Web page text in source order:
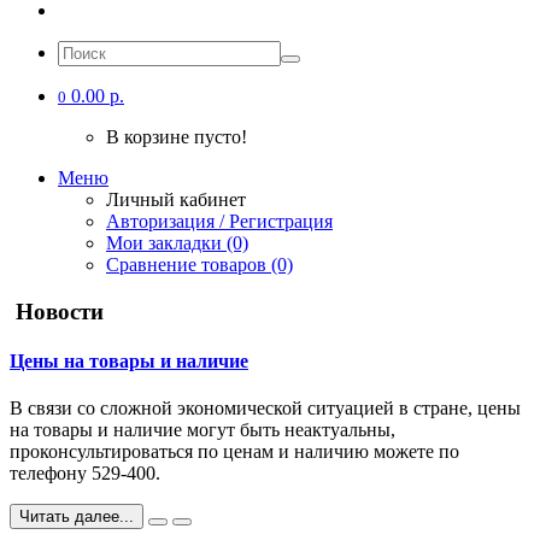
0 0.00 р.
В корзине пусто!
Меню
Личный кабинет
Авторизация / Регистрация
Мои закладки (0)
Сравнение товаров (0)
Новости
Цены на товары и наличие
В связи со сложной экономической ситуацией в стране, цены
на товары и наличие могут быть неактуальны,
проконсультироваться по ценам и наличию можете по
телефону 529-400.
Читать далее...